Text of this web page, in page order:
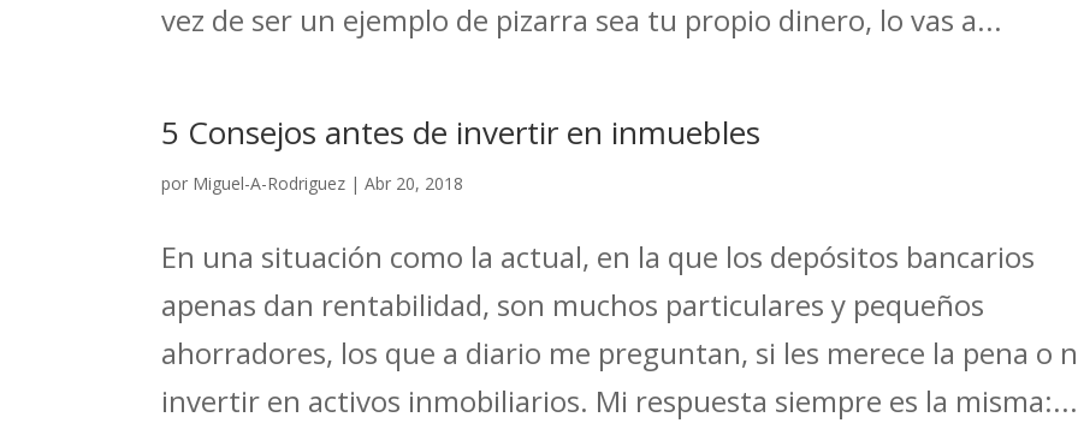
vez de ser un ejemplo de pizarra sea tu propio dinero, lo vas a...
5 Consejos antes de invertir en inmuebles
por Miguel-A-Rodriguez |Abr 20, 2018
En una situación como la actual, en la que los depósitos bancarios
apenas dan rentabilidad, son muchos particulares y pequeños
ahorradores, los que a diario me preguntan, si les merece la pena o
invertir en activos inmobiliarios. Mi respuesta siempre es la misma:...